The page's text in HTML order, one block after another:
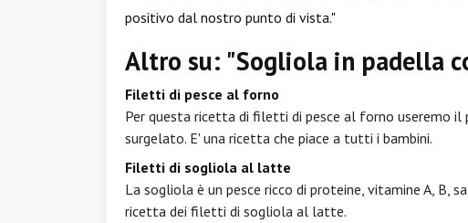
positivo dal nostro punto di vista."
Altro su: "Sogliola in padella
Filetti di pesce al forno
Per questa ricetta di filetti di pesce al forno useremo
surgelato. E' una ricetta che piace a tutti i bambini.
Filetti di sogliola al latte
La sogliola è un pesce ricco di proteine, vitamine A, B,
ricetta dei filetti di sogliola al latte.